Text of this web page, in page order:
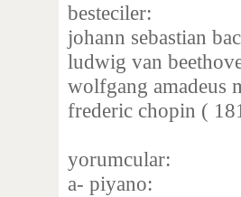
besteciler:
johann sebastian
ludwig van
wolfgang amadeus
frederic chopin (
yorumcular:
a- piyano: